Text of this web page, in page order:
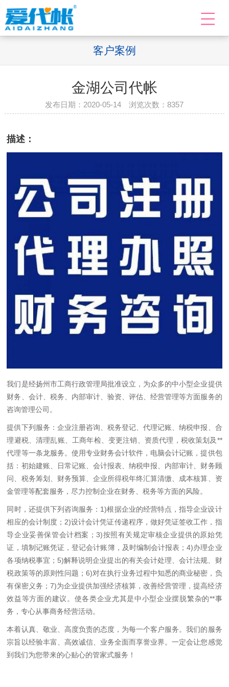
客户案例
金湖公司代帐
发布日期：2020-05-14 浏览次数：8357
描述：
我们是经扬州市工商行政管理局批准设立，为众多的中小型企业提供
财务、会计、税务、内部审计、验资、评估、经营管理等方面服务的
咨询管理公司。
提供下列服务：企业注册咨询、税务登记、代理记账、纳税申报、合
理避税、清理乱账、工商年检、变更注销、资质代理，税收策划及**
代理等一条龙服务。使用专业财务会计软件，电脑会计记账，提供包
括：初始建账、日常记账、会计报表、纳税申报、内部审计、财务顾
问、税务筹划、财务预算、企业所得税年终汇算清缴、成本核算、资
金管理等配套服务，尽力控制企业在财务、税务等方面的风险。
同时，还提供下列咨询服务：1)根据企业的经营特点，指导企业设计
相应的会计制度；2)设计会计凭证传递程序，做好凭证签收工作，指
导企业妥善保管会计档案；3)按照有关规定审核企业提供的原始凭
证，填制记账凭证，登记会计账簿，及时编制会计报表；4)办理企业
各项纳税事宜；5)解释说明企业提出的有关会计处理、会计法规、财
税政策等的原则性问题；6)对在执行业务过程中知悉的商业秘密，负
有保密义务；7)为企业提供加强经济核算，改善经营管理，提高经济
效益等方面的建议。使各类企业尤其是中小型企业摆脱繁杂的**事
务，专心从事商务经营活动。
本着认真、敬业、高度负责的态度，为每一个客户服务。我们的服务
宗旨以经验丰富、高效诚信、业务全面而享誉业界。一定会让您感觉
到我们为您带来的心贴心的管家式服务！